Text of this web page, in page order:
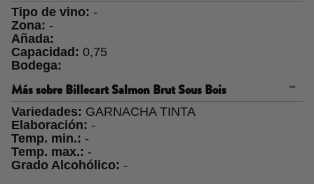
Tipo de vino: -
Zona: -
Añada:
Capacidad: 0,75
Bodega:
Más sobreBillecart Salmon Brut Sous Bois
Variedades: GARNACHA TINTA
Elaboración: -
Temp. min.: -
Temp. max.: -
Grado Alcohólico: -